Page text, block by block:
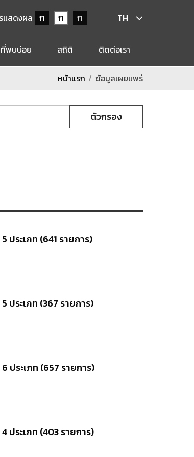
แสดงผล ก ก ก TH
พบบ่อย สถิติ ติดต่อเรา
หน้าแรก ข้อมูลเผยแพร่
ตัวกรอง
ระเภท (641 รายการ)
ระเภท (367 รายการ)
ประเภท (657 รายการ)
ประเภท (403 รายการ)